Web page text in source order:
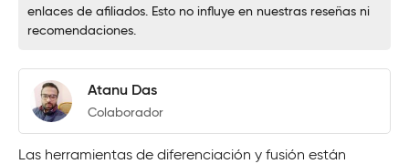
enlaces de afiliados. Esto no influye en nuestras reseñas ni
recomendaciones.
Atanu Das
Colaborador
Las herramientas de diferenciación y fusión están